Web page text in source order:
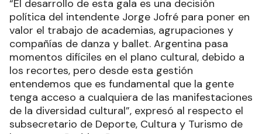
“El desarrollo de esta gala es una decisión
política del intendente Jorge Jofré para poner en
valor el trabajo de academias, agrupaciones y
compañías de danza y ballet. Argentina pasa
momentos difíciles en el plano cultural, debido a
los recortes, pero desde esta gestión
entendemos que es fundamental que la gente
tenga acceso a cualquiera de las manifestaciones
de la diversidad cultural”, expresó al respecto el
subsecretario de Deporte, Cultura y Turismo de